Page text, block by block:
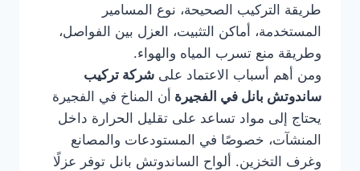
طريقة التركيب الصحيحة، نوع المسامير
المستخدمة، أماكن التثبيت، العزل بين الفواصل،
وطريقة منع تسرب المياه والهواء.
ومن أهم أسباب الاعتماد على شركة تركيب
ساندوتش بانل في الفجيرة أن المناخ في الفجيرة
يحتاج إلى مواد تساعد على تقليل الحرارة داخل
المنشآت، خصوصًا في المستودعات والمصانع
وغرف التخزين. ألواح الساندوتش بانل توفر عزلًا